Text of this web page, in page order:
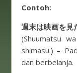
Contoh:
週末は映画を見
(Shuumatsu
shimasu.) –
dan berbelanja.